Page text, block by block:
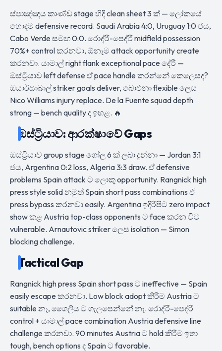
ස්පාඤ්ඤය කාණ්ඩ stage හිදී clean sheet 3 ක් — ලෝකයේ
හොඳම defensive record. Saudi Arabia 4:0, Uruguay 1:0 ජය,
Cabo Verde සමඟ 0:0. රොද්රී-පෙද්රී midfield possession
70%+ control කරනවා, ඕනෑම attack opportunity create
කරනවා. යාමාල් right flank exceptional pace දේරී —
ඔස්ට්‍රියාව left defense ඒ pace handle කරන්නේ කෙලෙසද?
ඔයාර්සාබාල් striker goals deliver, බාෙඑනා flexible ලෙස
Nico Williams injury replace. De la Fuente squad depth
strong — bench quality ද ඉහළ. 🔥
ඔස්ට්‍රියාව: ආරක්ෂාවේ Gaps
ඔස්ට්‍රියාව group stage ගෝල 6 ක් ලබා දුන්නා — Jordan 3:1
ජය, Argentina 0:2 loss, Algeria 3:3 draw. ඒ defensive
problems Spain attack ට ලොකු opportunity. Rangnick high
press style solid නමුත් Spain short pass combinations ඒ
press bypass කරනවා easily. Argentina ඉදිරිපිට zero impact
show කළ Austria top-class opponents ට face කරන විට
vulnerable. Arnautovic striker ලෙස isolation — Simon
blocking challenge.
Tactical Gap
Rangnick high press Spain short pass ට ineffective — Spain
easily escape කරනවා. Low block adopt කිරීම Austria ට
suitable නෑ, ශෛලිය ට ගැලපෙන්නේ නෑ. රොද්රී-පෙද්රී
control + යාමාල් pace combination Austria defensive line
challenge කරනවා. 90 minutes Austria ට hold කිරීම ඉතා
tough, bench options ද Spain ට favorable.